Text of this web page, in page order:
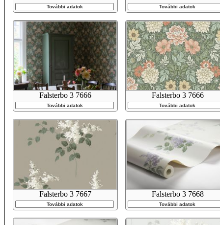
További adatok További adatok
Falsterbo 3 7666
További adatok
Falsterbo 3 7666
További adatok
Falsterbo 3 7667
További adatok
Falsterbo 3 7668
További adatok